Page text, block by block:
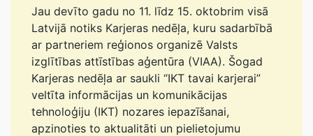
Jau devīto gadu no 11. līdz 15. oktobrim visā
Latvijā notiks Karjeras nedēļa, kuru sadarbībā
ar partneriem reģionos organizē Valsts
izglītības attīstības aģentūra (VIAA). Šogad
Karjeras nedēļa ar saukli “IKT tavai karjerai”
veltīta informācijas un komunikācijas
tehnoloģiju (IKT) nozares iepazīšanai,
apzinoties to aktualitāti un pielietojumu